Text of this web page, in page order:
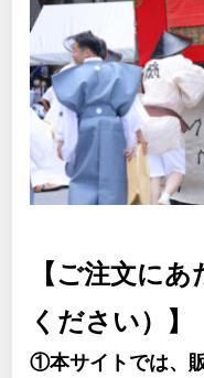
【ご注文に
ください）】
①本サイトでは、